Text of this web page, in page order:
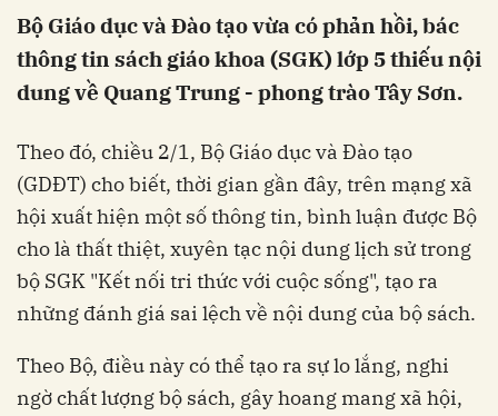
Bộ Giáo dục và Đào tạo vừa có phản hồi, bác
thông tin sách giáo khoa (SGK) lớp 5 thiếu nội
dung về Quang Trung - phong trào Tây Sơn.
Theo đó, chiều 2/1, Bộ Giáo dục và Đào tạo
(GDĐT) cho biết, thời gian gần đây, trên mạng xã
hội xuất hiện một số thông tin, bình luận được Bộ
cho là thất thiệt, xuyên tạc nội dung lịch sử trong
bộ SGK "Kết nối tri thức với cuộc sống", tạo ra
những đánh giá sai lệch về nội dung của bộ sách.
Theo Bộ, điều này có thể tạo ra sự lo lắng, nghi
ngờ chất lượng bộ sách, gây hoang mang xã hội,